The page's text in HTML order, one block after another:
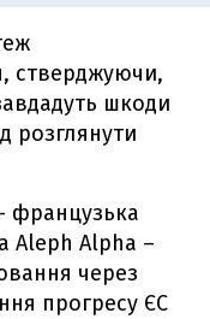
стверджуючи,
шкоди
розглянути
французька
Aleph Alpha –
через
прогресу ЄС